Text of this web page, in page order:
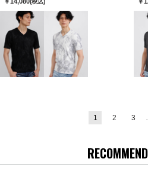
(税込)
1 2 3